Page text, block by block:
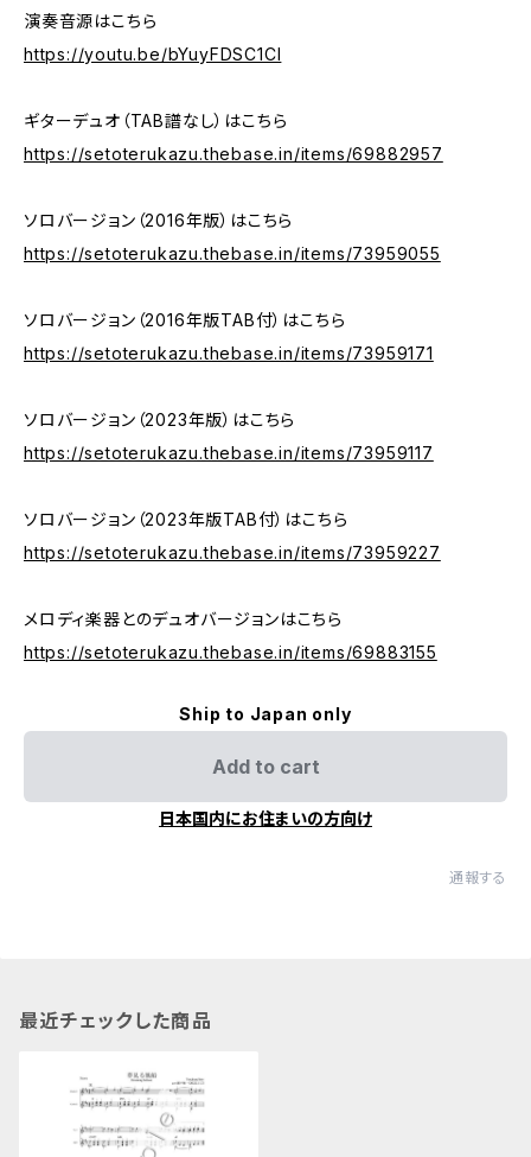
演奏音源はこちら
https://youtu.be/bYuyFDSC1CI
ギターデュオ（TAB譜なし）はこちら
https://setoterukazu.thebase.in/items/69882957
ソロバージョン（2016年版）はこちら
https://setoterukazu.thebase.in/items/73959055
ソロバージョン（2016年版TAB付）はこちら
https://setoterukazu.thebase.in/items/73959171
ソロバージョン（2023年版）はこちら
https://setoterukazu.thebase.in/items/73959117
ソロバージョン（2023年版TAB付）はこちら
https://setoterukazu.thebase.in/items/73959227
メロディ楽器とのデュオバージョンはこちら
https://setoterukazu.thebase.in/items/69883155
Ship to Japan only
Add to cart
日本国内にお住まいの方向け
通報する
最近チェックした商品